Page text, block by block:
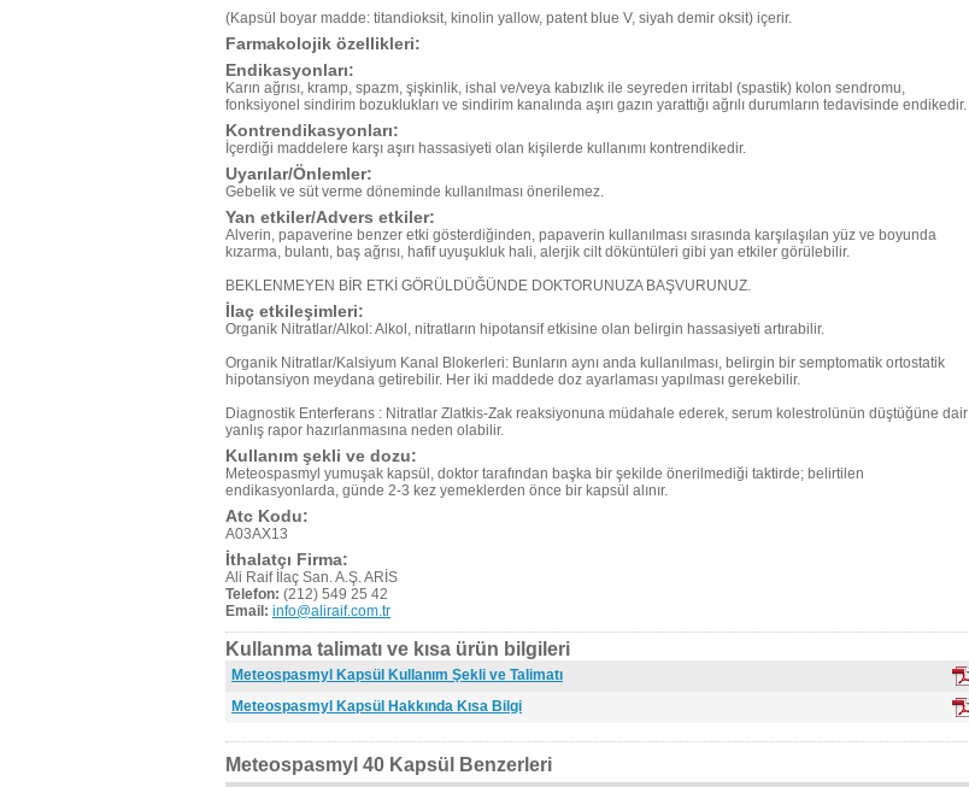
(Kapsül boyar madde: titandioksit, kinolin yallow, patent blue V, siyah demir oksit) içerir.
Farmakolojik özellikleri:
Endikasyonları:
Karın ağrısı, kramp, spazm, şişkinlik, ishal ve/veya kabızlık ile seyreden irritabl (spastik) kolon sendromu,
fonksiyonel sindirim bozuklukları ve sindirim kanalında aşırı gazın yarattığı ağrılı durumların tedavisinde endikedir.
Kontrendikasyonları:
İçerdiği maddelere karşı aşırı hassasiyeti olan kişilerde kullanımı kontrendikedir.
Uyarılar/Önlemler:
Gebelik ve süt verme döneminde kullanılması önerilemez.
Yan etkiler/Advers etkiler:
Alverin, papaverine benzer etki gösterdiğinden, papaverin kullanılması sırasında karşılaşılan yüz ve boyunda
kızarma, bulantı, baş ağrısı, hafif uyuşukluk hali, alerjik cilt döküntüleri gibi yan etkiler görülebilir.
BEKLENMEYEN BİR ETKİ GÖRÜLDÜĞÜNDE DOKTORUNUZA BAŞVURUNUZ.
İlaç etkileşimleri:
Organik Nitratlar/Alkol: Alkol, nitratların hipotansif etkisine olan belirgin hassasiyeti artırabilir.
Organik Nitratlar/Kalsiyum Kanal Blokerleri: Bunların aynı anda kullanılması, belirgin bir semptomatik ortostatik
hipotansiyon meydana getirebilir. Her iki maddede doz ayarlaması yapılması gerekebilir.
Diagnostik Enterferans : Nitratlar Zlatkis-Zak reaksiyonuna müdahale ederek, serum kolestrolünün düştüğüne dair
yanlış rapor hazırlanmasına neden olabilir.
Kullanım şekli ve dozu:
Meteospasmyl yumuşak kapsül, doktor tarafından başka bir şekilde önerilmediği taktirde; belirtilen
endikasyonlarda, günde 2-3 kez yemeklerden önce bir kapsül alınır.
Atc Kodu:
A03AX13
İthalatçı Firma:
Ali Raif İlaç San. A.Ş. ARİS
Telefon: (212) 549 25 42
Email: info@aliraif.com.tr
Kullanma talimatı ve kısa ürün bilgileri
Meteospasmyl Kapsül Kullanım Şekli ve Talimatı
Meteospasmyl Kapsül Hakkında Kısa Bilgi
Meteospasmyl 40 Kapsül Benzerleri